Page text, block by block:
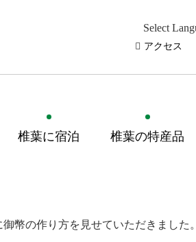
アクセス
椎葉に宿泊 椎葉の特産品
幣の作り方を見せていただきました。